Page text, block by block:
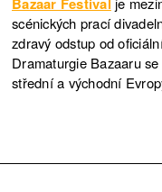
scénických prací
zdravý odstup od
Dramaturgie Bazaaru
střední a východní